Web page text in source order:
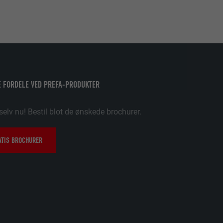
VED PREFA-PRODUKTER
nu! Bestil blot de ønskede brochurer.
BROCHURER
Den
om,
på tværs